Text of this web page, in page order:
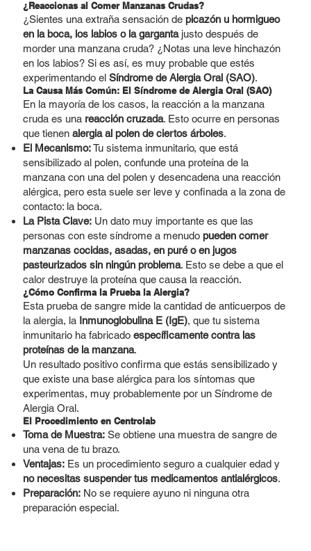
¿Reaccionas al Comer Manzanas Crudas?
¿Sientes una extraña sensación de picazón u hormigueo
en la boca, los labios o la gargantajusto después de
morder una manzana cruda? ¿Notas una leve hinchazón
en los labios? Si es así, es muy probable que estés
experimentando el Síndrome de Alergia Oral (SAO).
La Causa Más Común: El Síndrome de Alergia Oral (SAO)
En la mayoría de los casos, la reacción a la manzana
cruda es una reacción cruzada. Esto ocurre en personas
que tienen alergia al polen de ciertos árboles.
El Mecanismo:Tu sistema inmunitario, que está
sensibilizado al polen, confunde una proteína de la
manzana con una del polen y desencadena una reacción
alérgica, pero esta suele ser leve y confinada a la zona de
contacto: la boca.
La Pista Clave:Un dato muy importante es que las
personas con este síndrome a menudo pueden comer
manzanas cocidas, asadas, en puré o en jugos
pasteurizados sin ningún problema. Esto se debe a que el
calor destruye la proteína que causa la reacción.
¿Cómo Confirma la Prueba la Alergia?
Esta prueba de sangre mide la cantidad de anticuerpos de
la alergia, la Inmunoglobulina E (IgE), que tu sistema
inmunitario ha fabricado específicamente contra las
proteínas de la manzana.
Un resultado positivo confirma que estás sensibilizado y
que existe una base alérgica para los síntomas que
experimentas, muy probablemente por un Síndrome de
Alergia Oral.
El Procedimiento en Centrolab
Toma de Muestra:Se obtiene una muestra de sangre de
una vena de tu brazo.
Ventajas:Es un procedimiento seguro a cualquier edad y
no necesitas suspender tus medicamentos antialérgicos.
Preparación:No se requiere ayuno ni ninguna otra
preparación especial.